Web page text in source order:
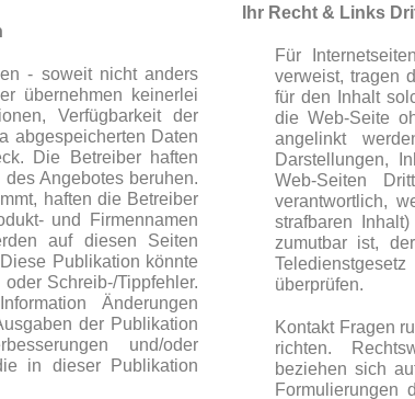
- soweit nicht anders
übernehmen keinerlei
Verfügbarkeit der
abgespeicherten Daten
Die Betreiber haften
Angebotes beruhen.
haften die Betreiber
und Firmennamen
auf diesen Seiten
Publikation könnte
Schreib-/Tippfehler.
Änderungen
der Publikation
und/oder
in dieser Publikation
Ihr Recht & Links
Für
verweist, tragen
für den Inhalt
die Web-Seite
angelinkt
Darstellungen,
Web-Seiten
verantwortlich,
strafbaren
zumutbar ist,
überprüfen.
Kontakt Fragen
richten.
beziehen sich
Formulierungen